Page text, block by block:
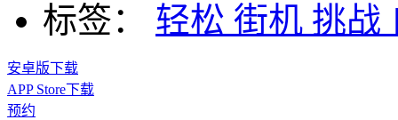
标签：
轻松 街机 挑战
安卓版下载
APP Store下载
预约